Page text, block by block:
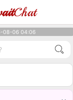
Chat
08-06 04:06